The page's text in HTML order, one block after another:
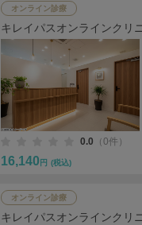
オンライン診療
キレイパスオンラインクリ
0.0 （0件）
16,140 円 (税込)
オンライン診療
キレイパスオンラインクリ